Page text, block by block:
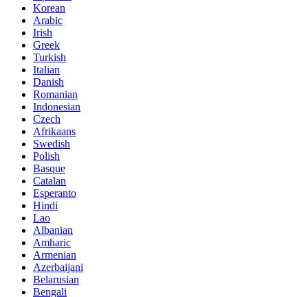
Korean
Arabic
Irish
Greek
Turkish
Italian
Danish
Romanian
Indonesian
Czech
Afrikaans
Swedish
Polish
Basque
Catalan
Esperanto
Hindi
Lao
Albanian
Amharic
Armenian
Azerbaijani
Belarusian
Bengali